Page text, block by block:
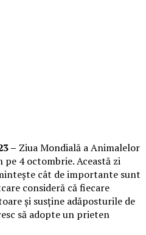
– Ziua Mondială a Animalelor
pe 4 octombrie. Această zi
cât de importante sunt
consideră că fiecare
și susține adăposturile de
să adopte un prieten